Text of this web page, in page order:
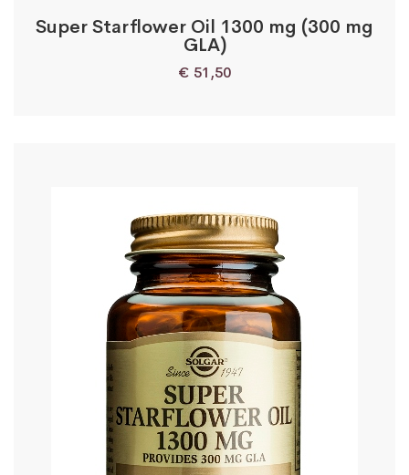
Super Starflower Oil 1300 mg (300 mg
GLA)
€ 51,50